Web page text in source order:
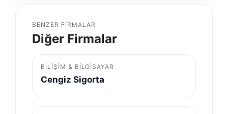
BENZER FIRMALAR
Diğer Firmalar
BILIŞIM & BILGISAYAR
Cengiz Sigorta